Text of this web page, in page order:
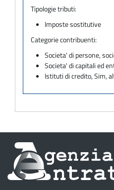
Tipologie tributi:
Imposte sostitutive
Categorie contribuenti:
Societa' di persone,
Societa' di capitali ed
Istituti di credito, Sim,
Informazioni
sul